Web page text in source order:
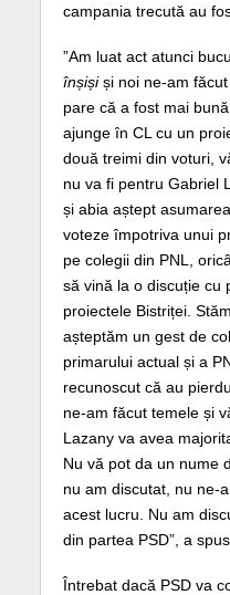
campania trecută au
”Am luat act atunci
înșișiși noi ne-am făcut
pare că a fost mai
ajunge în CL cu un
două treimi din voturi,
nu va fi pentru Gabriel
și abia aștept
voteze împotriva unui
pe colegii din PNL,
să vină la o discuție cu
proiectele Bistriței.
așteptăm un gest de
primarului actual și a
recunoscut că au
ne-am făcut temele și
Lazany va avea
Nu vă pot da un nume
nu am discutat, nu ne-
acest lucru. Nu am
din partea PSD”, a spus
Întrebat dacă PSD va